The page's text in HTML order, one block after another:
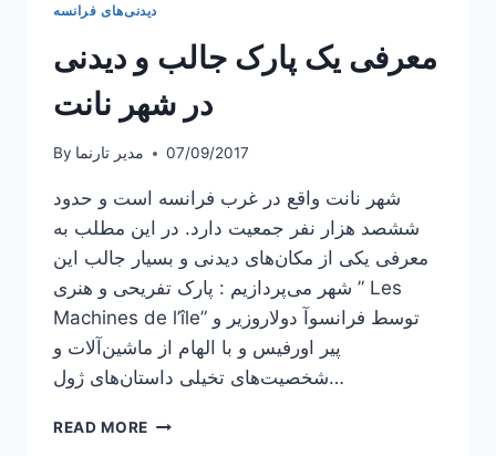
دیدنی‌های فرانسه
معرفی یک پارک جالب و دیدنی
در شهر نانت
By مدیر تارنما 07/09/2017
شهر نانت واقع در غرب فرانسه است و حدود
ششصد هزار نفر جمعیت دارد. در این مطلب به
معرفی یکی از مکان‌های دیدنی و بسیار جالب این
شهر می‌پردازیم : پارک تفریحی و هنری ” Les
Machines de l’île” توسط فرانسوآ دولاروزیر و
پیر اورفیس و با الهام از ماشین‌آلات و
شخصیت‌های تخیلی داستان‌های ژول…
READ MORE معرفی